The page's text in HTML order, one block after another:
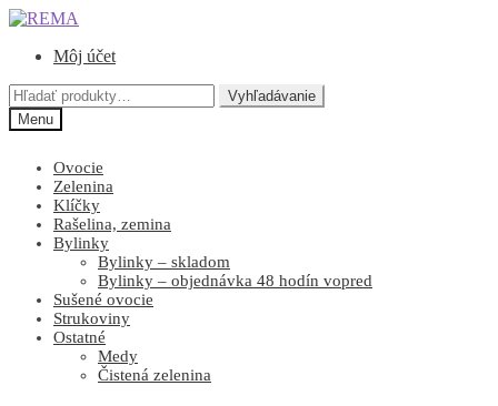
Preskočiť
navigáciu
Preskočiť
obsah
Môj účet
Hľadať:
Vyhľadávanie
Menu
Ovocie
Zelenina
Klíčky
Rašelina, zemina
Bylinky
Bylinky – skladom
Bylinky – objednávka 48 hodín vopred
Sušené ovocie
Strukoviny
Ostatné
Medy
Čistená zelenina